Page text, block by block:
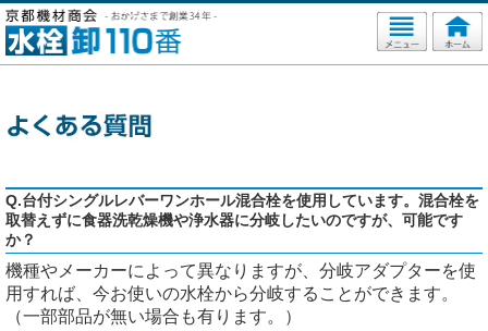
Q.台付シングルレバーワンホール混合栓を使用しています。混合栓を
取替えずに食器洗乾燥機や浄水器に分岐したいのですが、可能です
か？
機種やメーカーによって異なりますが、分岐アダプターを使
用すれば、今お使いの水栓から分岐することができます。
（一部部品が無い場合も有ります。）